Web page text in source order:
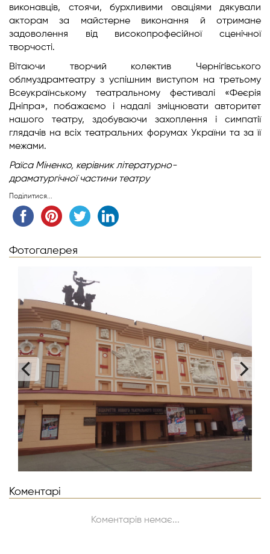
виконавців, стоячи, бурхливими оваціями дякували
акторам за майстерне виконання й отримане
задоволення від високопрофесійної сценічної
творчості.
Вітаючи творчий колектив Чернігівського
облмуздрамтеатру з успішним виступом на третьому
Всеукраїнському театральному фестивалі «Феєрія
Дніпра», побажаємо і надалі зміцнювати авторитет
нашого театру, здобуваючи захоплення і симпатії
глядачів на всіх театральних форумах України та за її
межами.
Раїса Міненко, керівник літературно-
драматургічноїчастини театру
Поділитися...
Фотогалерея
Коментарі
Коментарів немає...